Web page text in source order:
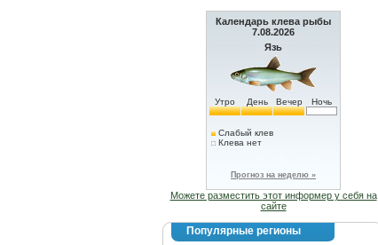
Календарь клева рыбы
7.08.2026
Язь
Утро День Вечер Ночь
Слабый клев
Клева нет
Прогноз на неделю »
Можете разместить этот информер у себя на
сайте
Популярные регионы